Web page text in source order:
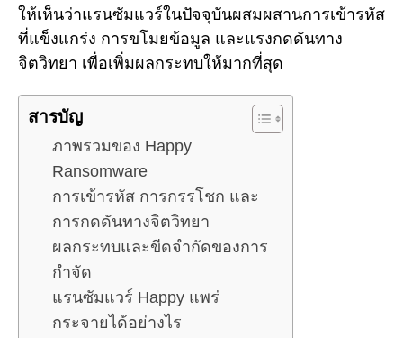
ให้เห็นว่าแรนซัมแวร์ในปัจจุบันผสมผสานการเข้ารหัส
ที่แข็งแกร่ง การขโมยข้อมูล และแรงกดดันทาง
จิตวิทยา เพื่อเพิ่มผลกระทบให้มากที่สุด
สารบัญ
ภาพรวมของ Happy
Ransomware
การเข้ารหัส การกรรโชก และ
การกดดันทางจิตวิทยา
ผลกระทบและขีดจำกัดของการ
กำจัด
แรนซัมแวร์ Happy แพร่
กระจายได้อย่างไร